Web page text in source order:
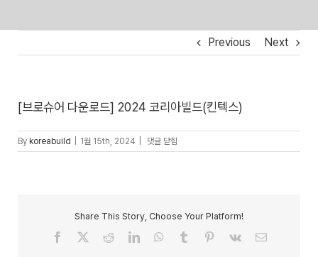
Previous Next
[브로슈어 다운로드] 2024 코리아빌드(킨텍스)
By koreabuild 1월 15th, 2024
[브로슈어
다운로드]
댓글 닫힘
Share This Story, Choose Your Platform!
Facebook RedditLinkedInWhatsApp
Tumblr Pinterest
Vk Email